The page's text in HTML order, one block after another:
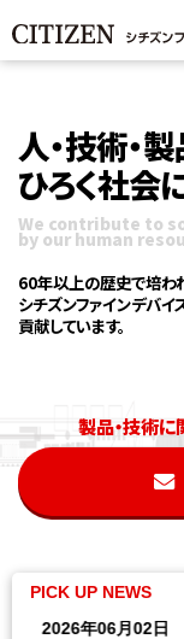
人・技術・
ひろく社会
We contribute to
by our human
60年以上の歴史で培わ
シチズンファインデバ
貢献しています。
製品・技術に
2026年06月02日